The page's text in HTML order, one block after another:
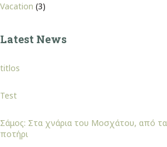
Vacation (3)
Latest News
titlos
Test
Σάμος: Στα χνάρια του Μοσχάτου, από τα
ποτήρι